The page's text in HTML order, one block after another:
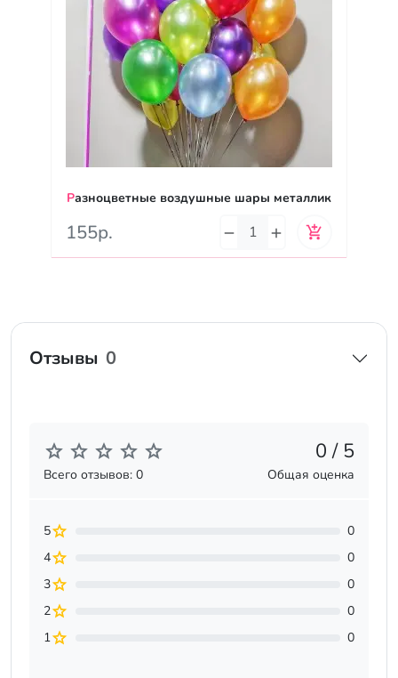
Разноцветные воздушные шары металлик
155р.
Отзывы 0
0 / 5
Всего отзывов: 0 Общая оценка
5
0
4
0
3
0
2
0
1
0